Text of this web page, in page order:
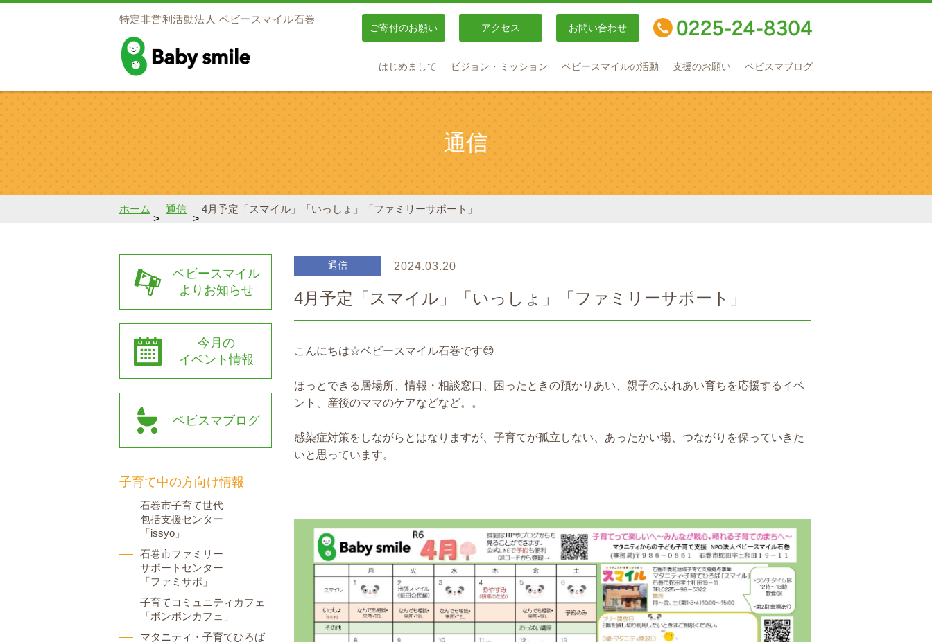
特定非営利活動法人 ベビースマイル石巻
ご寄付のお願い アクセス お問い合わせ
はじめまして ビジョン・ミッション ベビースマイルの活動 支援のお願い ベビスマブログ
通信
ホーム
>
通信
>
4月予定「スマイル」「いっしょ」「ファミリーサポート」
通信 2024.03.20
4月予定「スマイル」「いっしょ」「ファミリーサポート」
こんにちは☆ベビースマイル石巻です😊
ほっとできる居場所、情報・相談窓口、困ったときの預かりあい、親子のふれあい育ちを応援するイベ
ント、産後のママのケアなどなど。。
感染症対策をしながらとはなりますが、子育てが孤立しない、あったかい場、つながりを保っていきた
いと思っています。
ベビースマイル
よりお知らせ
今月の
イベント情報
ベビスマブログ
子育て中の方向け情報
石巻市子育て世代
包括支援センター
「issyo」
石巻市ファミリー
サポートセンター
「ファミサポ」
子育てコミュニティカフェ
「ボンボンカフェ」
マタニティ・子育てひろば